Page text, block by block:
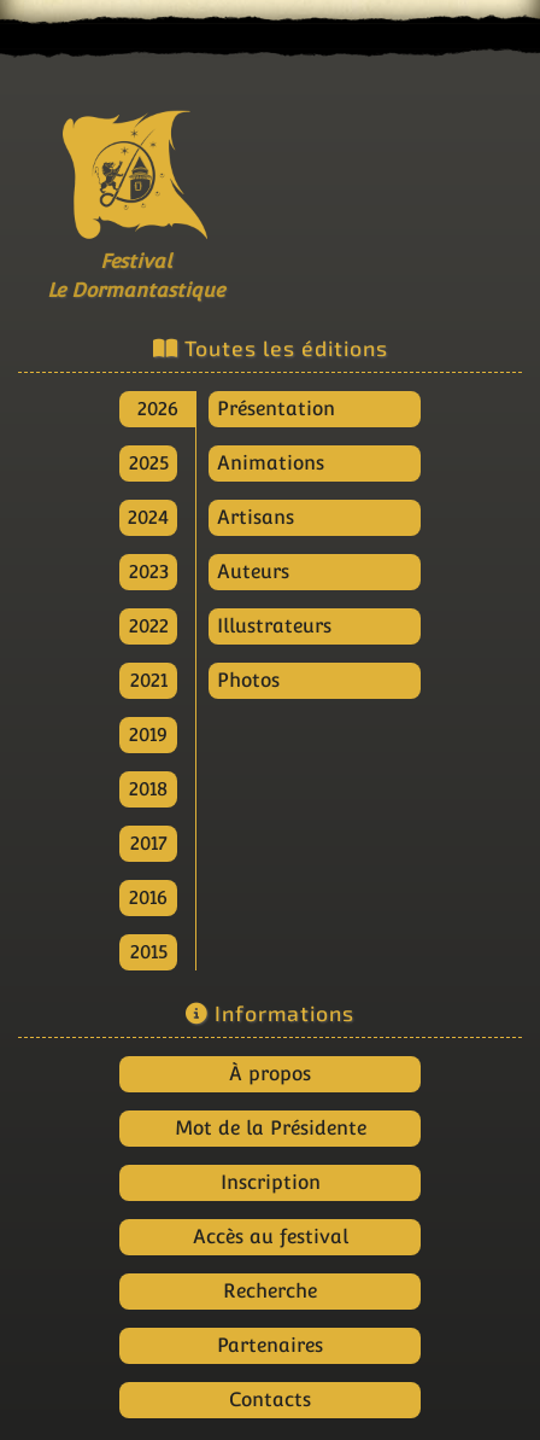
Festival
Le Dormantastique
Toutes les éditions
2026
2025
2024
2023
2022
2021
2019
2018
2017
2016
2015
Présentation
Animations
Artisans
Auteurs
Illustrateurs
Photos
Informations
À propos
Mot de la Présidente
Inscription
Accès au festival
Recherche
Partenaires
Contacts